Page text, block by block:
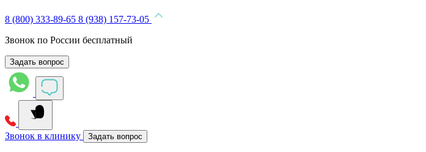
8 (800) 333-89-65 8 (938) 157-73-05
Звонок по России бесплатный
Задать вопрос
Звонок в клинику Задать вопрос